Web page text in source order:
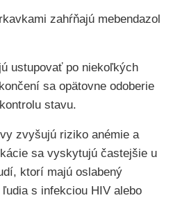
zahŕňajú mebendazol
ustupovať po niekoľkých
sa opätovne odoberie
stavu.
zvyšujú riziko anémie a
sa vyskytujú častejšie u
ktorí majú oslabený
s infekciou HIV alebo